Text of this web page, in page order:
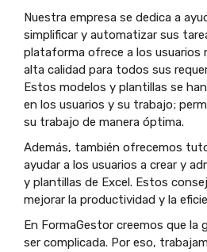
Nuestra empresa se dedica a
simplificar y automatizar sus
plataforma ofrece a los usuarios
alta calidad para todos sus
Estos modelos y plantillas se
en los usuarios y su trabajo;
su trabajo de manera óptima.
Además, también ofrecemos
ayudar a los usuarios a crear y
y plantillas de Excel. Estos
mejorar la productividad y la
En FormaGestor creemos que la
ser complicada. Por eso,